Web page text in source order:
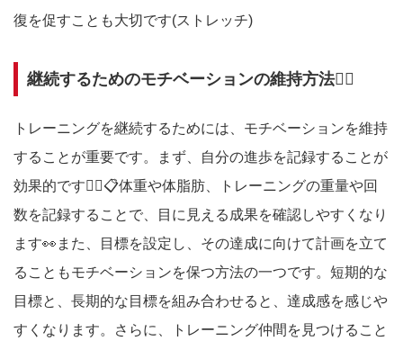
復を促すことも大切です(ストレッチ)
継続するためのモチベーションの維持方法☝🏻‪‪
トレーニングを継続するためには、モチベーションを維持
することが重要です。まず、自分の進歩を記録することが
効果的です✍🏻📋体重や体脂肪、トレーニングの重量や回
数を記録することで、目に見える成果を確認しやすくなり
ます👀また、目標を設定し、その達成に向けて計画を立て
ることもモチベーションを保つ方法の一つです。短期的な
目標と、長期的な目標を組み合わせると、達成感を感じや
すくなります。さらに、トレーニング仲間を見つけること